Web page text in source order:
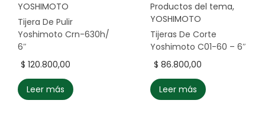
YOSHIMOTO
Tijera De Pulir
Yoshimoto Crn-630h/
6″
$ 120.800,00
Leer más
Productos del tema,
YOSHIMOTO
Tijeras De Corte
Yoshimoto C01-60 – 6″
$ 86.800,00
Leer más